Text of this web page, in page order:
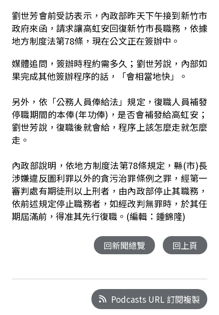
劉世芳會前受訪表示，內政部昨天下午接到新竹市
政府來函，請求讓高虹安回復新竹市長職務，依據
地方制度法第78條，現在公文正在簽辦中。
媒體追問，簽辦時程約需多久；劉世芳說，內部如
果完成其他簽辦程序的話，「會相當地快」。
另外，依「公務人員俸給法」規定，復職人員補發
停職期間的本俸(年功俸)，是否會補發給高虹安；
劉世芳說，復職後就會給，程序上該怎麼走就怎麼
走。
內政部說明，依地方制度法第78條規定，縣(市)長
涉嫌違反圖利罪以外的貪污治罪條例之罪，經第一
審判處有期徒刑以上刑者，由內政部停止其職務，
依前述規定停止職務者，如經改判無罪時，於其任
期屆滿前，得准其先行復職。(編輯：鍾錦隆)
回新聞總覽 回上頁
Podcasts URL 訂閱複製